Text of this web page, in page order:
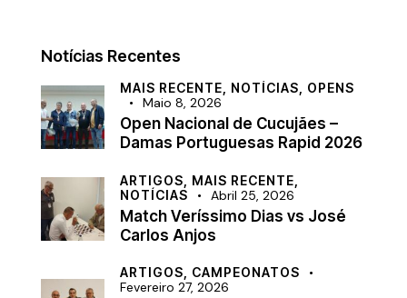
Notícias Recentes
MAIS RECENTE, NOTÍCIAS, OPENS
Maio 8, 2026
Open Nacional de Cucujães –
Damas Portuguesas Rapid 2026
ARTIGOS, MAIS RECENTE,
NOTÍCIAS
Abril 25, 2026
Match Veríssimo Dias vs José
Carlos Anjos
ARTIGOS, CAMPEONATOS
Fevereiro 27, 2026